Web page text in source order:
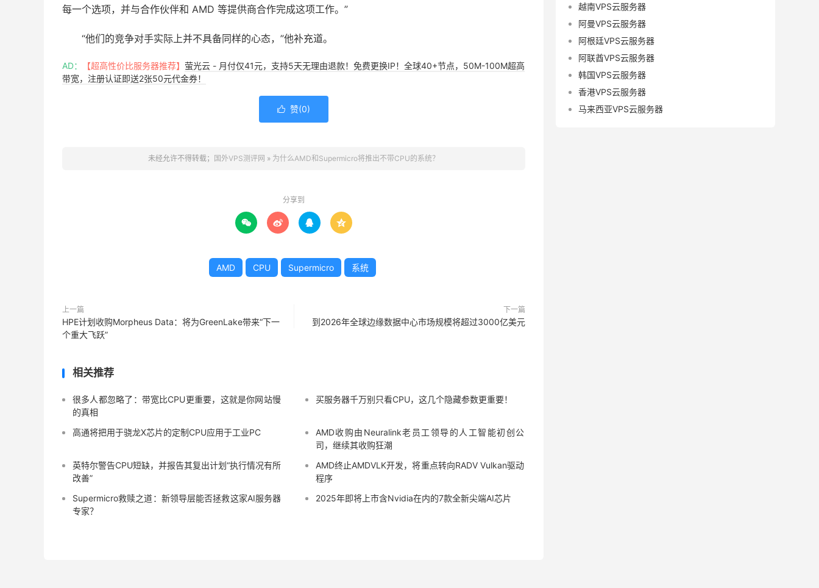
每一个选项，并与合作伙伴和 AMD 等提供商合作完成这项工作。”
“他们的竞争对手实际上并不具备同样的心态，”他补充道。
AD： 【超高性价比服务器推荐】 萤光云 - 月付仅41元，支持5天无理由退款！免费更换IP！全球40+节点，50M-100M超高
带宽，注册认证即送2张50元代金券！
 赞(0)
未经允许不得转载； 国外VPS测评网 » 为什么AMD和Supermicro将推出不带CPU的系统？
分享到
   
AMD CPU Supermicro 系统
上一篇
HPE计划收购Morpheus Data：将为GreenLake带来“下一
个重大飞跃”
下一篇
到2026年全球边缘数据中心市场规模将超过3000亿美元
相关推荐
很多人都忽略了：带宽比CPU更重要，这就是你网站慢
的真相
买服务器千万别只看CPU，这几个隐藏参数更重要！
高通将把用于骁龙X芯片的定制CPU应用于工业PC
AMD收购由Neuralink老员工领导的人工智能初创公
司，继续其收购狂潮
英特尔警告CPU短缺，并报告其复出计划“执行情况有所
改善”
AMD终止AMDVLK开发，将重点转向RADV Vulkan驱动
程序
Supermicro救赎之道：新领导层能否拯救这家AI服务器
专家？
2025年即将上市含Nvidia在内的7款全新尖端AI芯片
越南VPS云服务器
阿曼VPS云服务器
阿根廷VPS云服务器
阿联酋VPS云服务器
韩国VPS云服务器
香港VPS云服务器
马来西亚VPS云服务器